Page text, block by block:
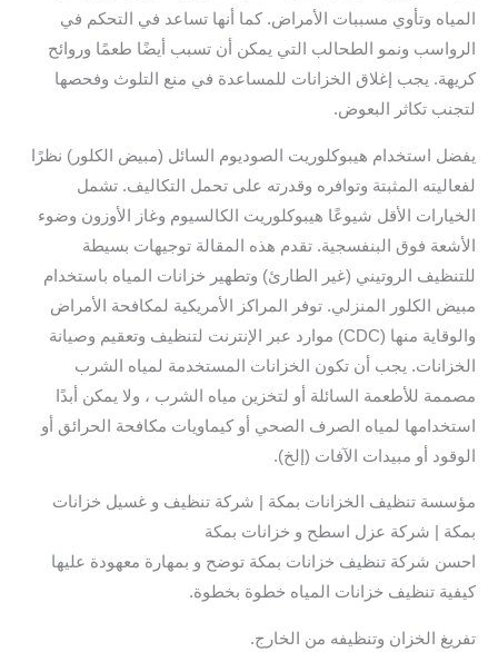
المياه وتأوي مسببات الأمراض. كما أنها تساعد في التحكم في
الرواسب ونمو الطحالب التي يمكن أن تسبب أيضًا طعمًا وروائح
كريهة. يجب إغلاق الخزانات للمساعدة في منع التلوث وفحصها
لتجنب تكاثر البعوض.
يفضل استخدام هيبوكلوريت الصوديوم السائل (مبيض الكلور) نظرًا
لفعاليته المثبتة وتوافره وقدرته على تحمل التكاليف. تشمل
الخيارات الأقل شيوعًا هيبوكلوريت الكالسيوم وغاز الأوزون وضوء
الأشعة فوق البنفسجية. تقدم هذه المقالة توجيهات بسيطة
للتنظيف الروتيني (غير الطارئ) وتطهير خزانات المياه باستخدام
مبيض الكلور المنزلي. توفر المراكز الأمريكية لمكافحة الأمراض
والوقاية منها (CDC) موارد عبر الإنترنت لتنظيف وتعقيم وصيانة
الخزانات. يجب أن تكون الخزانات المستخدمة لمياه الشرب
مصممة للأطعمة السائلة أو لتخزين مياه الشرب ، ولا يمكن أبدًا
استخدامها لمياه الصرف الصحي أو كيماويات مكافحة الحرائق أو
الوقود أو مبيدات الآفات (إلخ).
مؤسسة تنظيف الخزانات بمكة | شركة تنظيف و غسيل خزانات
بمكة | شركة عزل اسطح و خزانات بمكة
احسن شركة تنظيف خزانات بمكة توضح و بمهارة معهودة عليها
كيفية تنظيف خزانات المياه خطوة بخطوة.
تفريغ الخزان وتنظيفه من الخارج.